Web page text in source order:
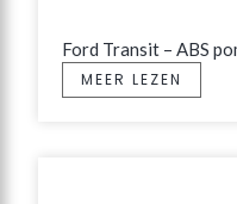
Ford Transit – ABS
MEER LEZEN